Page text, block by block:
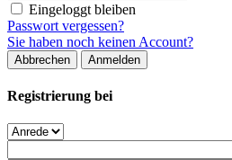
Eingeloggt bleiben
Passwort vergessen?
Sie haben noch keinen Account?
Abbrechen Anmelden
Registrierung bei